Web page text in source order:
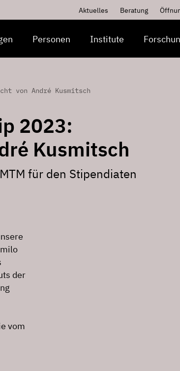
Aktuelles Beratung
Personen Institute
von André Kusmitsch
2023:
Kusmitsch
für den Stipendiaten
der
vom